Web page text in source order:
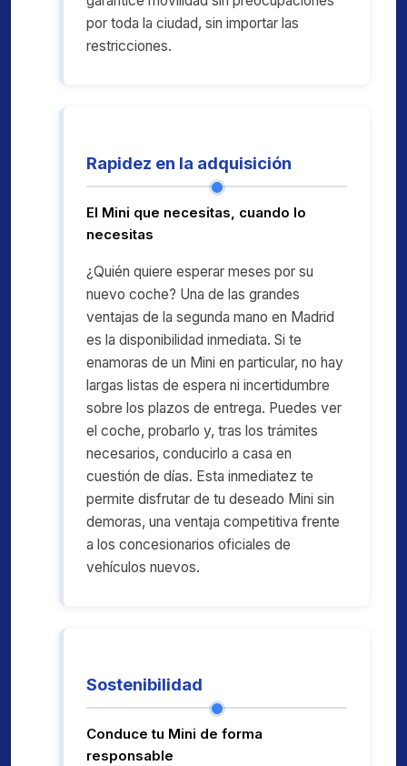
por toda la ciudad, sin importar las
restricciones.
Rapidez en la adquisición
El Mini que necesitas, cuando lo
necesitas
¿Quién quiere esperar meses por su
nuevo coche? Una de las grandes
ventajas de la segunda mano en Madrid
es la disponibilidad inmediata. Si te
enamoras de un Mini en particular, no hay
largas listas de espera ni incertidumbre
sobre los plazos de entrega. Puedes ver
el coche, probarlo y, tras los trámites
necesarios, conducirlo a casa en
cuestión de días. Esta inmediatez te
permite disfrutar de tu deseado Mini sin
demoras, una ventaja competitiva frente
a los concesionarios oficiales de
vehículos nuevos.
Sostenibilidad
Conduce tu Mini de forma
responsable